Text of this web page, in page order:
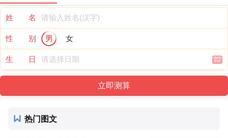
姓 名
性 别 男 女
生 日
热门图文